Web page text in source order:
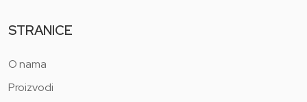
STRANICE
O nama
Proizvodi